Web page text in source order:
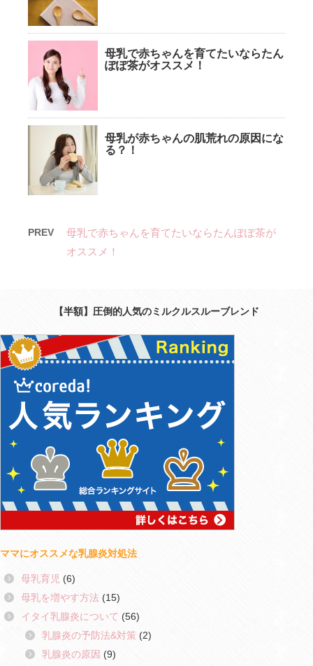
母乳で赤ちゃんを育てたいならたん
ぽぽ茶がオススメ！
母乳が赤ちゃんの肌荒れの原因にな
る？！
PREV
母乳で赤ちゃんを育てたいならたんぽぽ茶が
オススメ！
【半額】圧倒的人気のミルクルスルーブレンド
ママにオススメな乳腺炎対処法
母乳育児 (6)
母乳を増やす方法 (15)
イタイ乳腺炎について (56)
乳腺炎の予防法&対策 (2)
乳腺炎の原因 (9)